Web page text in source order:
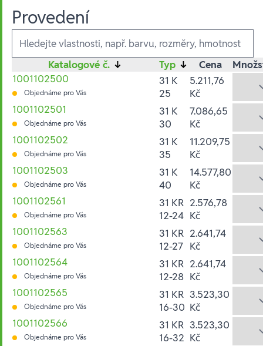
Provedení
Ausführungen
Katalogové č. ↓ Typ ↓ Cena
1001102500
Objednáme pro Vás
31 K
25
5.211,76
Kč
1001102501
Objednáme pro Vás
31 K
30
7.086,65
Kč
1001102502
Objednáme pro Vás
31 K
35
11.209,75
Kč
1001102503
Objednáme pro Vás
31 K
40
14.577,80
Kč
1001102561
Objednáme pro Vás
31 KR
12-24
2.576,78
Kč
1001102563
Objednáme pro Vás
31 KR
12-27
2.641,74
Kč
1001102564
Objednáme pro Vás
31 KR
12-28
2.641,74
Kč
1001102565
Objednáme pro Vás
31 KR
16-30
3.523,30
Kč
1001102566
Objednáme pro Vás
31 KR
16-32
3.523,30
Kč